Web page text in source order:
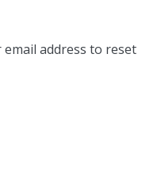
address to reset